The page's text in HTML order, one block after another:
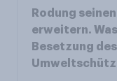
Rodung
erweitern.
Besetzung